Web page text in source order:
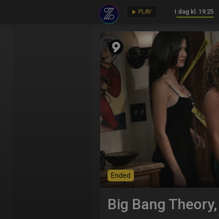
play_arrow PLAY I dag kl. 19:25
Ended
Big Bang